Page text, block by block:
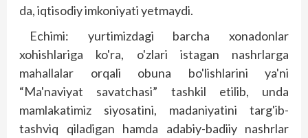
da, iqtisodiy imkoniyati yetmaydi.
Echimi: yurtimizdagi barcha xonadonlar
xohishlariga ko'ra, o'zlari istagan nashrlarga
mahallalar orqali obuna bo'lishlarini ya'ni
“Ma'naviyat savatchasi” tashkil etilib, unda
mamlakatimiz siyosatini, madaniyatini targ'ib-
tashviq qiladigan hamda adabiy-badiiy nashrlar